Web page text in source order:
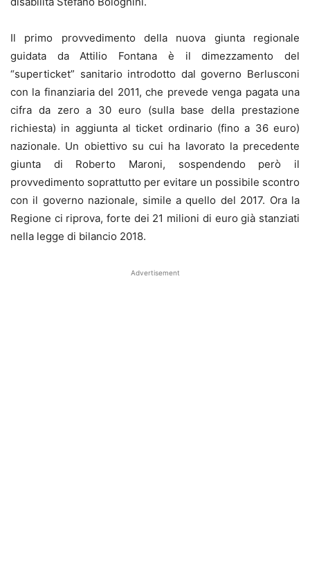
Il primo provvedimento della nuova giunta regionale
guidata da Attilio Fontana è il dimezzamento del
“superticket” sanitario introdotto dal governo Berlusconi
con la finanziaria del 2011, che prevede venga pagata una
cifra da zero a 30 euro (sulla base della prestazione
richiesta) in aggiunta al ticket ordinario (fino a 36 euro)
nazionale. Un obiettivo su cui ha lavorato la precedente
giunta di Roberto Maroni, sospendendo però il
provvedimento soprattutto per evitare un possibile scontro
con il governo nazionale, simile a quello del 2017. Ora la
Regione ci riprova, forte dei 21 milioni di euro già stanziati
nella legge di bilancio 2018.
Advertisement